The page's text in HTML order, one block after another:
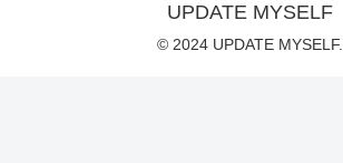
UPDATE MYSELF
© 2024 UPDATE MYSELF.